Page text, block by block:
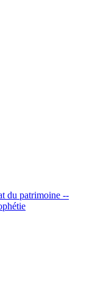
du patrimoine --